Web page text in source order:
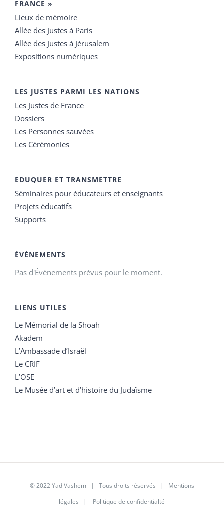
FRANCE »
Lieux de mémoire
Allée des Justes à Paris
Allée des Justes à Jérusalem
Expositions numériques
LES JUSTES PARMI LES NATIONS
Les Justes de France
Dossiers
Les Personnes sauvées
Les Cérémonies
EDUQUER ET TRANSMETTRE
Séminaires pour éducateurs et enseignants
Projets éducatifs
Supports
ÉVÉNEMENTS
Pas d'Évènements prévus pour le moment.
LIENS UTILES
Le Mémorial de la Shoah
Akadem
L’Ambassade d’Israël
Le CRIF
L’OSE
Le Musée d’art et d’histoire du Judaïsme
© 2022 Yad Vashem | Tous droits réservés | Mentions
légales | Politique de confidentialté